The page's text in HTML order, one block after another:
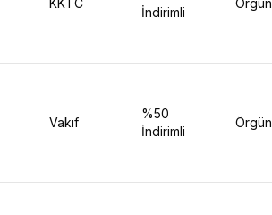
KKTC
İndirimli
Örgün
Vakıf
%50
İndirimli
Örgün